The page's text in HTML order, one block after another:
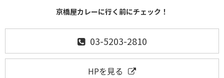
京橋屋カレーに行く前にチェック！
03-5203-2810
HPを見る